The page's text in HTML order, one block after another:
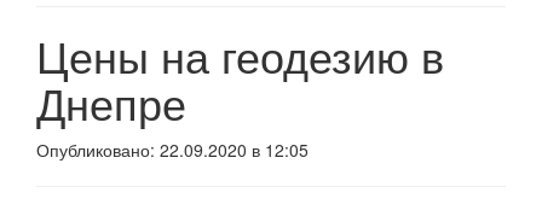
Цены на геодезию в
Днепре
Опубликовано: 22.09.2020 в 12:05